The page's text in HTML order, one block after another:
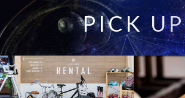
PICK UP